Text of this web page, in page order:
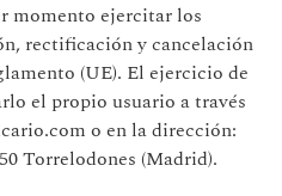
momento ejercitar los
rectificación y cancelación
(UE). El ejercicio de
el propio usuario a través
o en la dirección:
Torrelodones (Madrid).